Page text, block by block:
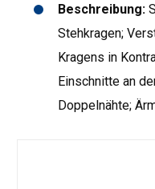
Beschreibung:
Stehkragen;
Kragens in
Einschnitte an
Doppelnähte;